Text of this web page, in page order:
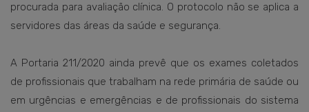
procurada para avaliação clínica. O protocolo não se aplica a
servidores das áreas da saúde e segurança.
A Portaria 211/2020 ainda prevê que os exames coletados
de profissionais que trabalham na rede primária de saúde ou
em urgências e emergências e de profissionais do sistema